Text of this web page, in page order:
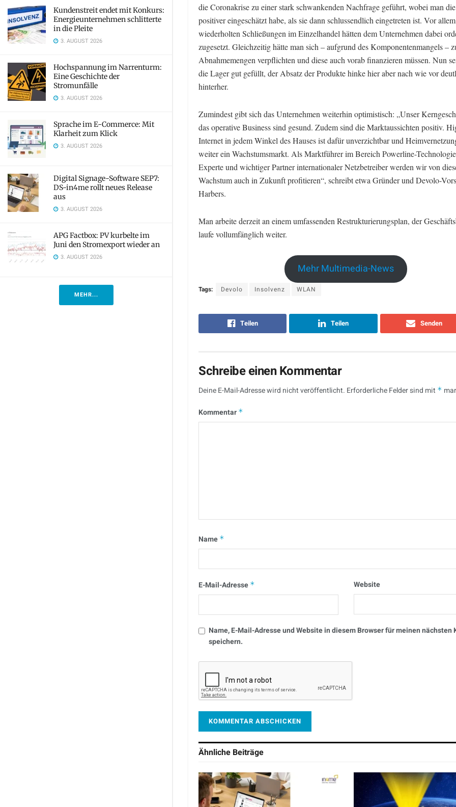
Kundenstreit endet mit Konkurs:
Energieunternehmen schlitterte
in die Pleite
3. AUGUST 2026
Hochspannung im Narrenturm:
Eine Geschichte der
Stromunfälle
3. AUGUST 2026
Sprache im E-Commerce: Mit
Klarheit zum Klick
3. AUGUST 2026
Digital Signage-Software SEP7:
DS-in4me rollt neues Release
aus
3. AUGUST 2026
APG Factbox: PV kurbelte im
Juni den Stromexport wieder an
3. AUGUST 2026
MEHR...
die Coronakrise zu einer stark schwankenden Nachfrage geführt, wobei man
positiver eingeschätzt habe, als sie dann schlussendlich eingetreten ist. Vor
wiederholten Schließungen im Einzelhandel hätten dem Unternehmen dabei
zugesetzt. Gleichzeitig hätte man sich – aufgrund des Komponentenmangels –
Abnahmemengen verpflichten und diese auch vorab finanzieren müssen. Nun
die Lager gut gefüllt, der Absatz der Produkte hinke hier aber nach wie vor
hinterher.
Zumindest gibt sich das Unternehmen weiterhin optimistisch: „Unser
das operative Business sind gesund. Zudem sind die Marktaussichten positiv.
Internet in jedem Winkel des Hauses ist dafür unverzichtbar und
weiter ein Wachstumsmarkt. Als Marktführer im Bereich Powerline-
Experte und wichtiger Partner internationaler Netzbetreiber werden wir von
Wachstum auch in Zukunft profitieren“, schreibt etwa Gründer und Devolo-
Harbers.
Man arbeite derzeit an einem umfassenden Restrukturierungsplan, der
laufe vollumfänglich weiter.
Mehr Multimedia-News
Tags: Devolo Insolvenz WLAN
Teilen Teilen Senden
Schreibe einen Kommentar
Deine E-Mail-Adresse wird nicht veröffentlicht. Erforderliche Felder sind mit *
Kommentar *
Name *
E-Mail-Adresse * Website
Name, E-Mail-Adresse und Website in diesem Browser für meinen nächsten
speichern.
Ähnliche Beiträge